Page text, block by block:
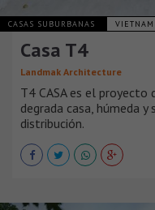
CASAS SUBURBANAS VIETNAM
Casa T4
Landmak Architecture
T4 CASA es el proyecto
degrada casa, húmeda y
distribución.